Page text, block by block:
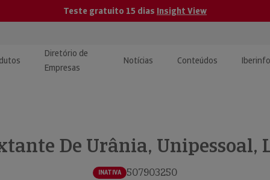
Teste gratuito 15 dias Insight View
e Monitorização de
Diretório de
Empresas
Notícias Conteúdos
| Estudos e
De Urânia, Unipessoal,
INATIVA 507903250